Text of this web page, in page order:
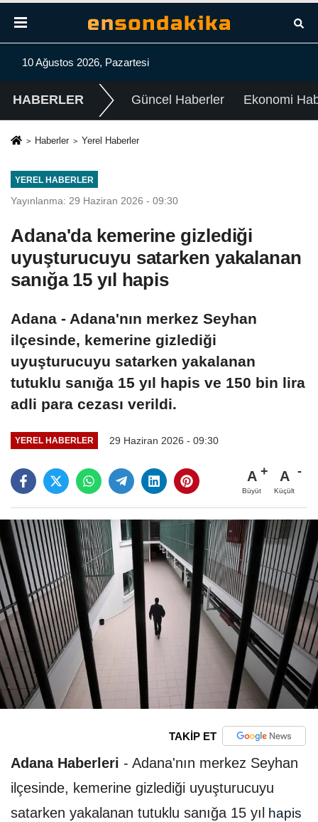
10 Ağustos 2026, Pazartesi
HABERLER Güncel Haberler Ekonomi
Haberler Yerel Haberler
YEREL HABERLER
Yayınlanma: 29 Haziran 2026 - 09:30
Adana'da kemerine gizlediği
uyuşturucuyu satarken yakalanan
sanığa 15 yıl hapis
Adana - Adana'nın merkez Seyhan
ilçesinde, kemerine gizlediği
uyuşturucuyu satarken yakalanan
tutuklu sanığa 15 yıl hapis ve 150 bin lira
adli para cezası verildi.
YEREL HABERLER 29 Haziran 2026 - 09:30
A
Büyüt
A
Küçült
TAKİP ET
Adana Haberleri - Adana'nın merkez Seyhan
ilçesinde, kemerine gizlediği uyuşturucuyu
satarken yakalanan tutuklu sanığa 15 yıl
hapis